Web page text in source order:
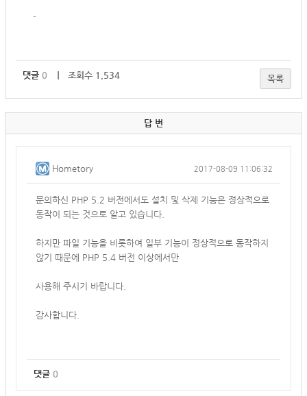
-
댓글 0 ｜ 조회수 1,534 목록
답 변
Hometory 2017-08-09 11:06:32
문의하신 PHP 5.2 버전에서도 설치 및 삭제 기능은 정상적으로
동작이 되는 것으로 알고 있습니다.
하지만 파일 기능을 비롯하여 일부 기능이 정상적으로 동작하지
않기 때문에 PHP 5.4 버전 이상에서만
사용해 주시기 바랍니다.
감사합니다.
댓글 0